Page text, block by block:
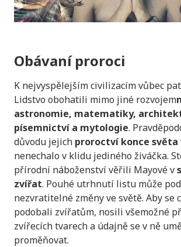
Obávaní proroci
K nejvyspělejším civilizacím vůbec
Lidstvo obohatili mimo jiné rozvojem
astronomie, matematiky,
písemnictví a mytologie.
důvodu jejich proroctví konce světa
nenechalo v klidu jediného živáčka.
přírodní náboženství věřili Mayové v
zvířat. Pouhé utrhnutí listu může
nezvratitelné změny ve světě. Aby se
podobali zvířatům, nosili všemožné
zvířecích tvarech a údajně se v ně
proměňovat.